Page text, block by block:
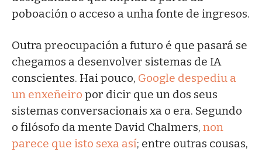
poboación o acceso a unha fonte de ingresos.
Outra preocupación a futuro é que pasará se
chegamos a desenvolver sistemas de IA
conscientes. Hai pouco, Google despediu a
un enxeñeiro por dicir que un dos seus
sistemas conversacionais xa o era. Segundo
o filósofo da mente David Chalmers, non
parece que isto sexa así; entre outras cousas,